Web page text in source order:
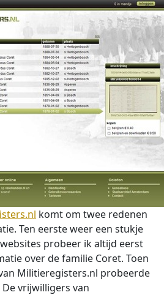
komt om twee redenen
Ten eerste weer een stukje
probeer ik altijd eerst
over de familie Coret. Toen
Militieregisters.nl probeerde
vrijwilligers van